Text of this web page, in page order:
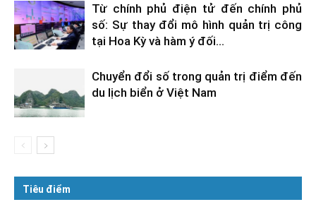
Từ chính phủ điện tử đến chính phủ
số: Sự thay đổi mô hình quản trị công
tại Hoa Kỳ và hàm ý đối...
Chuyển đổi số trong quản trị điểm đến
du lịch biển ở Việt Nam
Tiêu điểm